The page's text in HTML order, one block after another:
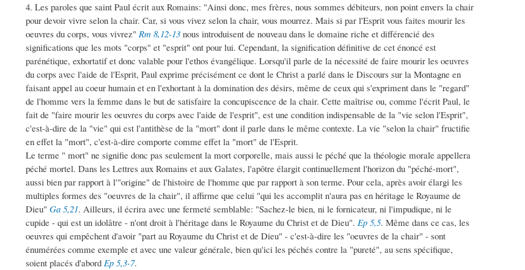
4. Les paroles que saint Paul écrit aux Romains: "Ainsi donc, mes frères, nous sommes débiteurs, non point envers la chair
pour devoir vivre selon la chair. Car, si vous vivez selon la chair, vous mourrez. Mais si par l'Esprit vous faites mourir les
oeuvres du corps, vous vivrez" Rm 8,12-13 nous introduisent de nouveau dans le domaine riche et différencié des
significations que les mots "corps" et "esprit" ont pour lui. Cependant, la signification définitive de cet énoncé est
parénétique, exhortatif et donc valable pour l'ethos évangélique. Lorsqu'il parle de la nécessité de faire mourir les oeuvres
du corps avec l'aide de l'Esprit, Paul exprime précisément ce dont le Christ a parlé dans le Discours sur la Montagne en
faisant appel au coeur humain et en l'exhortant à la domination des désirs, même de ceux qui s'expriment dans le "regard"
de l'homme vers la femme dans le but de satisfaire la concupiscence de la chair. Cette maîtrise ou, comme l'écrit Paul, le
fait de "faire mourir les oeuvres du corps avec l'aide de l'esprit", est une condition indispensable de la "vie selon l'Esprit",
c'est-à-dire de la "vie" qui est l'antithèse de la "mort" dont il parle dans le même contexte. La vie "selon la chair" fructifie
en effet la "mort", c'est-à-dire comporte comme effet la "mort" de l'Esprit.
Le terme " mort" ne signifie donc pas seulement la mort corporelle, mais aussi le péché que la théologie morale appellera
péché mortel. Dans les Lettres aux Romains et aux Galates, l'apôtre élargit continuellement l'horizon du "péché-mort",
aussi bien par rapport à l'"origine" de l'histoire de l'homme que par rapport à son terme. Pour cela, après avoir élargi les
multiples formes des "oeuvres de la chair", il affirme que celui "qui les accomplit n'aura pas en héritage le Royaume de
Dieu" Ga 5,21. Ailleurs, il écrira avec une fermeté semblable: "Sachez-le bien, ni le fornicateur, ni l'impudique, ni le
cupide - qui est un idolâtre - n'ont droit à l'héritage dans le Royaume du Christ et de Dieu". Ep 5,5. Même dans ce cas, les
oeuvres qui empêchent d'avoir "part au Royaume du Christ et de Dieu" - c'est-à-dire les "oeuvres de la chair" - sont
énumérées comme exemple et avec une valeur générale, bien qu'ici les péchés contre la "pureté", au sens spécifique,
soient placés d'abord Ep 5,3-7.